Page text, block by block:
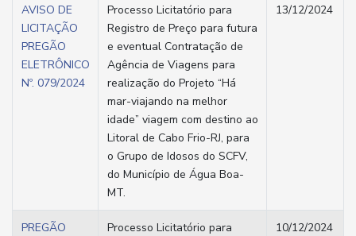
​AVISO DE
LICITAÇÃO
PREGÃO
ELETRÔNICO
Nº. 079/2024
Processo Licitatório para
Registro de Preço para futura
e eventual Contratação de
Agência de Viagens para
realização do Projeto “Há
mar-viajando na melhor
idade” viagem com destino ao
Litoral de Cabo Frio-RJ, para
o Grupo de Idosos do SCFV,
do Município de Água Boa-
MT.
13/12/2024
PREGÃO
Processo Licitatório para
10/12/2024